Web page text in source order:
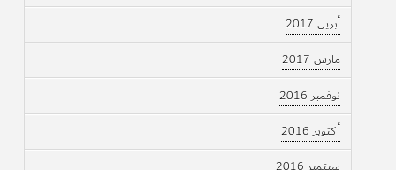
أبريل 2017
مارس 2017
نوفمبر 2016
أكتوبر 2016